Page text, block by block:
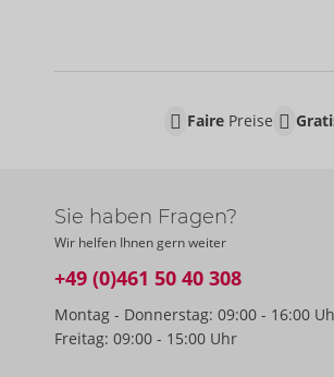
FairePreise
Sie haben Fragen?
Wir helfen Ihnen gern weiter
+49 (0)461 50 40 308
Montag - Donnerstag: 09:00 - 16:00
Freitag: 09:00 - 15:00 Uhr